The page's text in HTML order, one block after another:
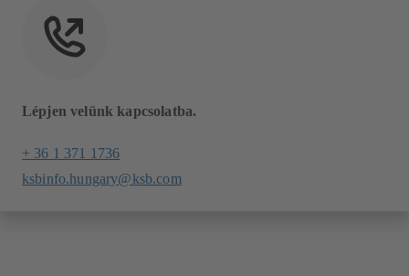
Lépjen velünk kapcsolatba.
+ 36 1 371 1736
ksbinfo.hungary@ksb.com